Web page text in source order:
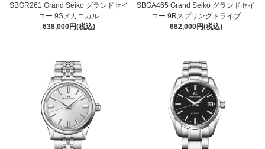
SBGR261 Grand Seiko グランドセイ
コー 9Sメカニカル
638,000円(税込)
SBGA465 Grand Seiko グランドセイ
コー 9Rスプリングドライブ
682,000円(税込)